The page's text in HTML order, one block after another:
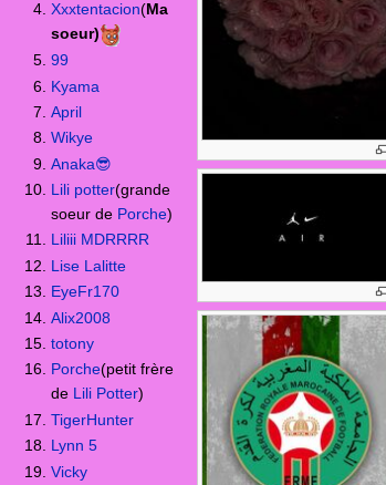
Xxxtentacion(Ma
soeur)
99
Kyama
April
Wikye
Anaka😎
Lili potter(grande
soeur de Porche)
Liliii MDRRRR
Lise Lalitte
EyeFr170
Alix2008
totony
Porche(petit frère
de Lili Potter)
TigerHunter
Lynn 5
Vicky